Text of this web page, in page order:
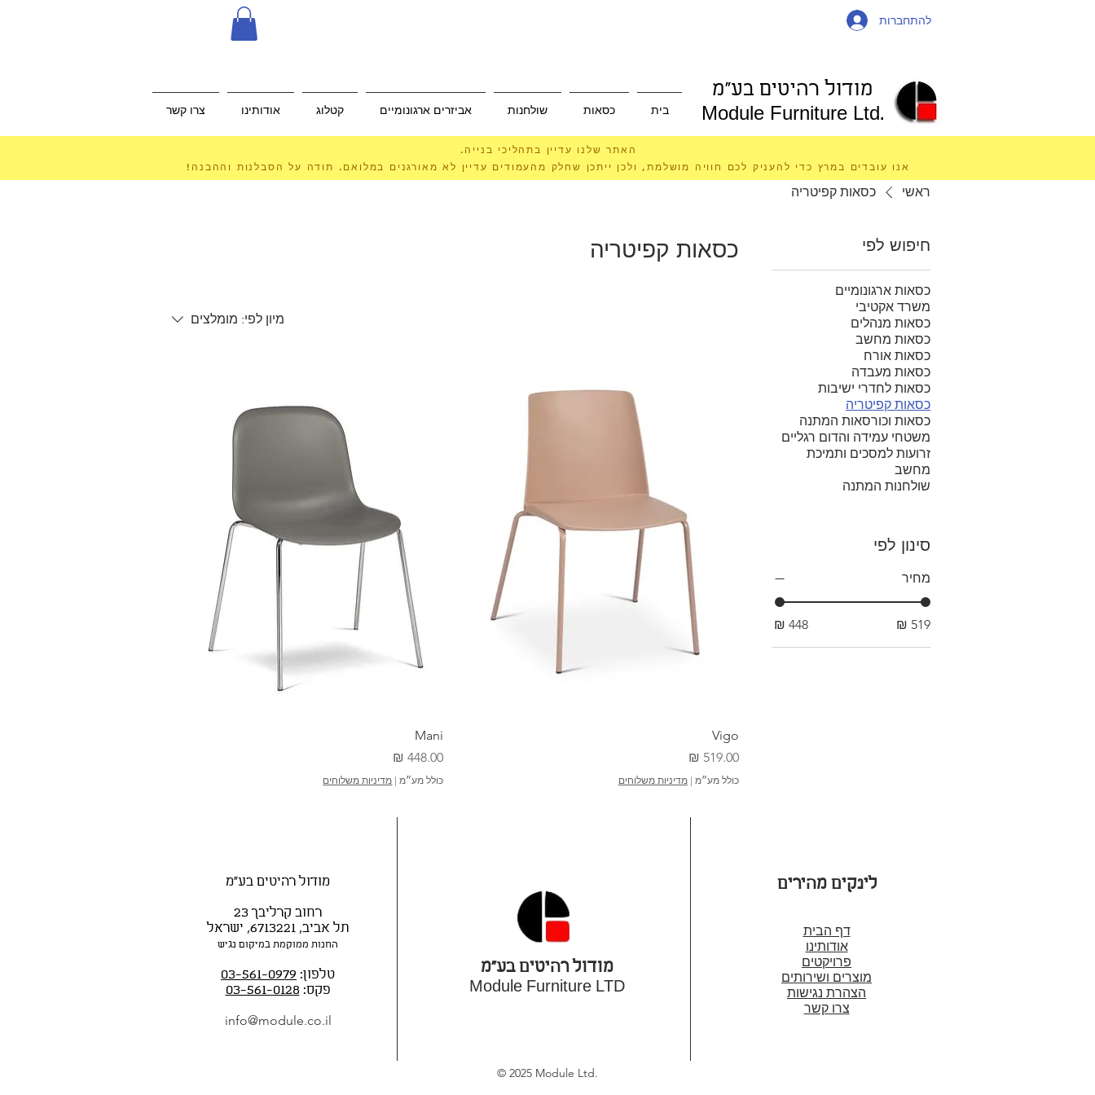
להתחברות
צרו קשר אודותינו קטלוג אביזרים ארגונומיים שולחנות כסאות בית
מודול רהיטים בע"מ
Module Furniture Ltd.
האתר שלנו עדיין בתהליכי בנייה.
אנו עובדים במרץ כדי להעניק לכם חוויה מושלמת, ולכן ייתכן שחלק מהעמודים עדיין לא מאורגנים במלואם. תודה על הסבלנות וההבנה!
ראשי כסאות קפיטריה
חיפוש לפי
כסאות ארגונומיים
משרד אקטיבי
כסאות מנהלים
כסאות מחשב
כסאות אורח
כסאות מעבדה
כסאות לחדרי ישיבות
כסאות קפיטריה
כסאות וכורסאות המתנה
משטחי עמידה והדום רגליים
זרועות למסכים ותמיכת
מחשב
שולחנות המתנה
סינון לפי
מחיר
‏448 ‏₪
כסאות קפיטריה
מיון לפי: מומלצים
Vigo
מחיר‏519.00 ‏₪
כולל מע״מ |מדיניות משלוחים
Mani
מחיר
כולל מע״מ| מדיניות משלוחים
מודול רהיטים בע"מ
רחוב קרליבך 23
תל אביב, 6713221, ישראל
החנות ממוקמת במיקום נגיש
טלפון: 03-561-0979
פקס: 03-561-0128
info@module.co.il
מודול רהיטים בע"מ
Module Furniture LTD
לינקים מהירים
דף הבית
אודותינו
פרויקטים
מוצרים ושירותים
הצהרת נגישות
צרו קשר
© 2025 Module Ltd.